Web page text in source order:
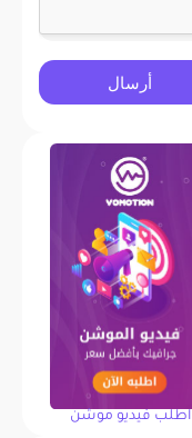
أرسال
اطلب فيديو موشن